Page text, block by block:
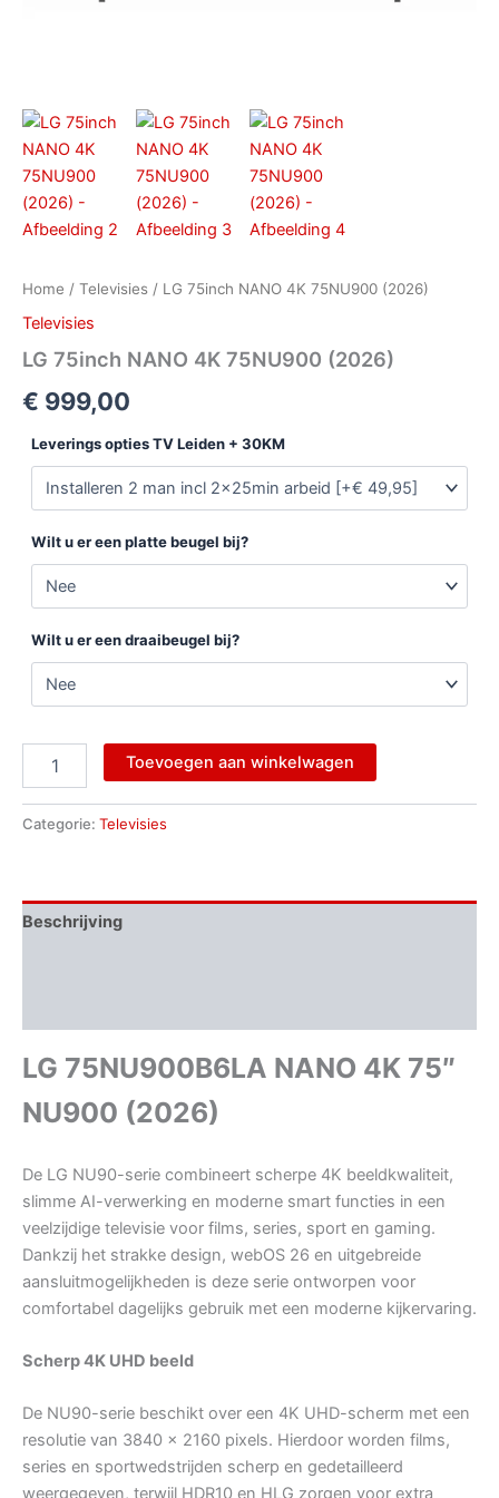
Home / Televisies / LG 75inch NANO 4K 75NU900 (2026)
Televisies
LG 75inch NANO 4K 75NU900 (2026)
€ 999,00
Leverings opties TV Leiden + 30KM
Wilt u er een platte beugel bij?
Wilt u er een draaibeugel bij?
Toevoegen aan winkelwagen
Categorie: Televisies
Beschrijving
LG 75NU900B6LA NANO 4K 75″
NU900 (2026)
De LG NU90-serie combineert scherpe 4K beeldkwaliteit,
slimme AI-verwerking en moderne smart functies in een
veelzijdige televisie voor films, series, sport en gaming.
Dankzij het strakke design, webOS 26 en uitgebreide
aansluitmogelijkheden is deze serie ontworpen voor
comfortabel dagelijks gebruik met een moderne kijkervaring.
Scherp 4K UHD beeld
De NU90-serie beschikt over een 4K UHD-scherm met een
resolutie van 3840 x 2160 pixels. Hierdoor worden films,
series en sportwedstrijden scherp en gedetailleerd
weergegeven, terwijl HDR10 en HLG zorgen voor extra